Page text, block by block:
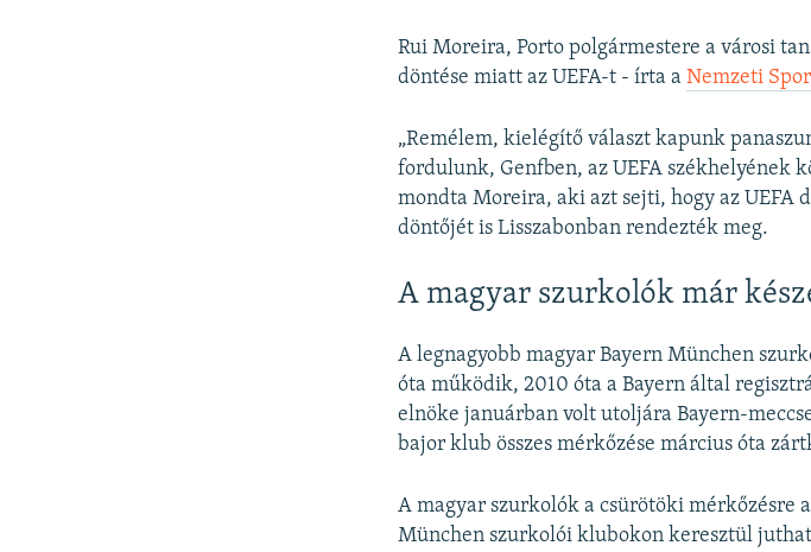
Rui Moreira, Porto polgármestere a városi
döntése miatt az UEFA-t - írta aNemzeti
„Remélem, kielégítő választ kapunk
fordulunk, Genfben, az UEFA székhelyének
mondta Moreira, aki azt sejti, hogy az UEFA
döntőjét is Lisszabonban rendezték meg.
A magyar szurkolók már
A legnagyobb magyar Bayern München
óta működik, 2010 óta a Bayern által
elnöke januárban volt utoljára Bayern-
bajor klub összes mérkőzése március óta
A magyar szurkolók a csürötöki mérkőzésre
München szurkolói klubokon keresztül